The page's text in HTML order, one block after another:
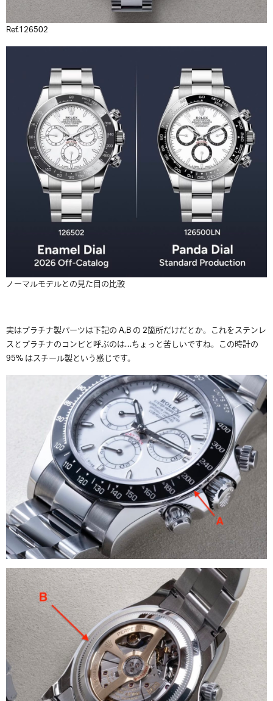
Ref.126502
ノーマルモデルとの見た目の比較
実はプラチナ製パーツは下記の A,B の 2箇所だけだとか。これをステンレ
スとプラチナのコンビと呼ぶのは…ちょっと苦しいですね。この時計の
95% はスチール製という感じです。